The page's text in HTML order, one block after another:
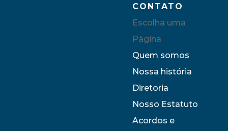
CONTATO
Escolha uma
Página
Quem somos
Nossa história
Diretoria
Nosso Estatuto
Acordos e